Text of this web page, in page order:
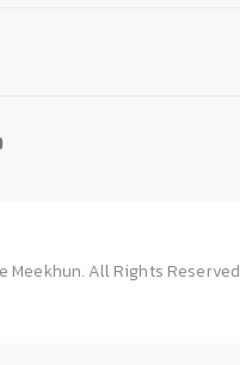
Meekhun. All Rights Reserved